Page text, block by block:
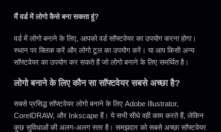
मैं वर्ड में लोगो कैसे बना सकता हूं?
वर्ड में लोगो बनाने के लिए, आपको वर्ड सॉफ्टवेयर का उपयोग करना होगा।
स्थान पर क्लिक करें और लोगो टूल का उपयोग करें। या आप किसी अन्य
सॉफ्टवेयर का उपयोग कर सकते हैं जो लोगो बनाने के लिए समर्थित है।
लोगो बनाने के लिए कौन सा सॉफ्टवेयर सबसे अच्छा है?
सबसे प्रसिद्ध सॉफ्टवेयर लोगो बनाने के लिए Adobe Illustrator,
CorelDRAW, और Inkscape हैं। ये सभी सीधे वही काम करते हैं, लेकिन
कुछ सुविधाओं की अलग-अलग स्तर है। समझदार को सबसे अच्छा सॉफ्टवेयर